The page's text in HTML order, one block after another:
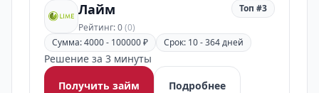
Лайм
Рейтинг: 0(0)
Топ #3
Сумма: 4000 - 100000 ₽ Срок: 10 - 364 дней
Решение за 3 минуты
Получить займ
Подробнее